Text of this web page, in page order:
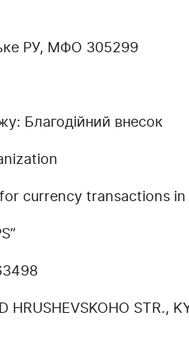
РУ, МФО 305299
Благодійний внесок
currency transactions in
STR.,